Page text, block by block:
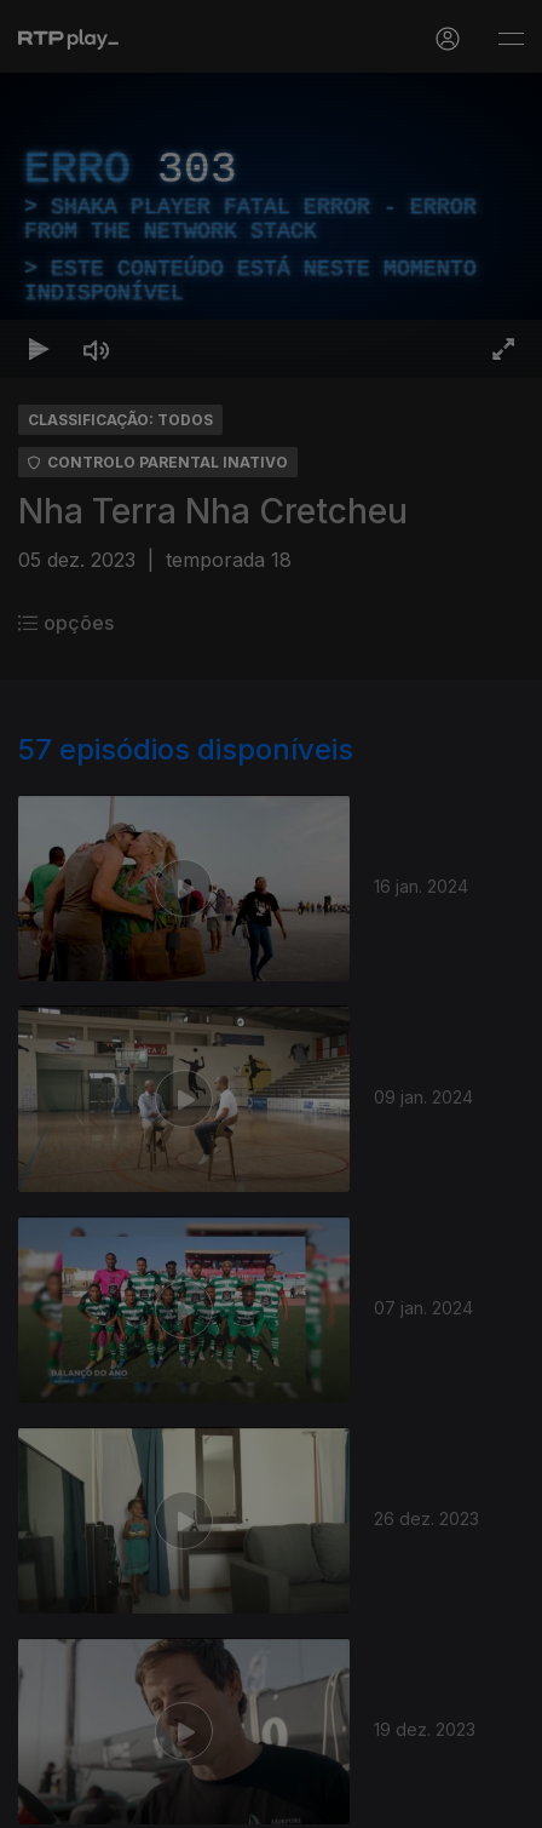
ERRO 303
SHAKA PLAYER FATAL ERROR - ERROR
FROM THE NETWORK STACK
ESTE CONTEÚDO ESTÁ NESTE MOMENTO
INDISPONÍVEL
CLASSIFICAÇÃO: TODOS
CONTROLO PARENTAL INATIVO
Nha Terra Nha Cretcheu
05 dez. 2023 temporada 18
opções
57 episódios disponíveis
16 jan. 2024
09 jan. 2024
07 jan. 2024
26 dez. 2023
19 dez. 2023